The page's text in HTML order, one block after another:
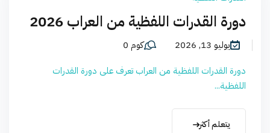
دورة القدرات اللفظية من العراب 2026
يوليو 13, 2026
كوم 0
دورة القدرات اللفظية من العراب تعرف على دورة القدرات
اللفظية...
يتعلم أكثر